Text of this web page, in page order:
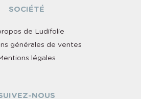
SOCIÉTÉ
de Ludifolie
générales de ventes
légales
NOUS